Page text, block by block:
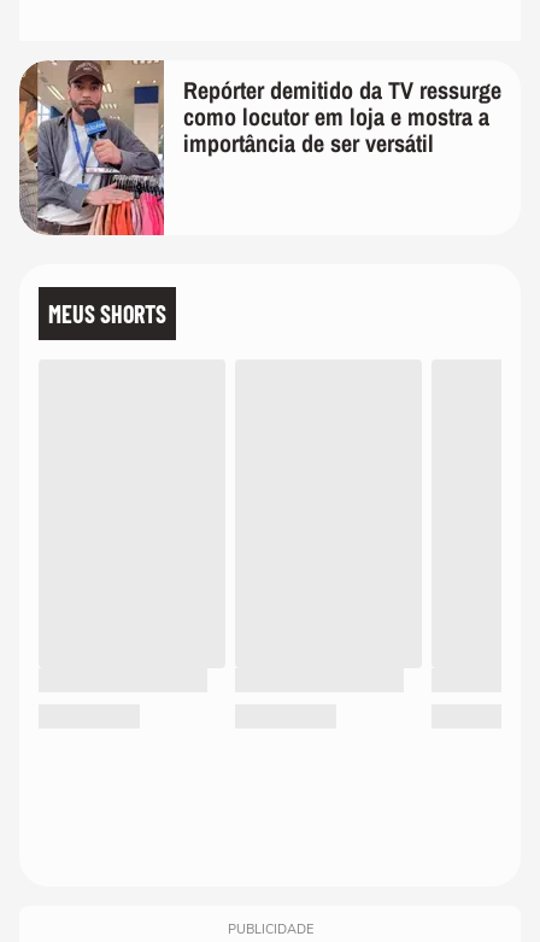
Repórter demitido da TV ressurge
como locutor em loja e mostra a
importância de ser versátil
MEUS SHORTS
PUBLICIDADE